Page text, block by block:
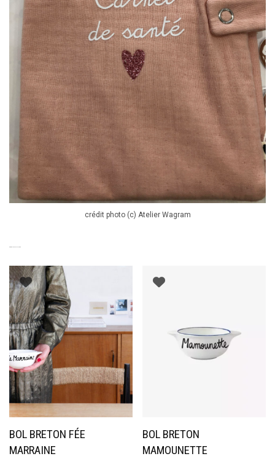
crédit photo (c) Atelier Wagram
BOL BRETON FÉE
MARRAINE
BOL BRETON
MAMOUNETTE